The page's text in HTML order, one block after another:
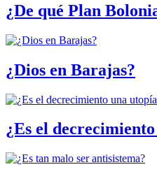
¿De qué Plan
¿Dios en Barajas?
¿Es el